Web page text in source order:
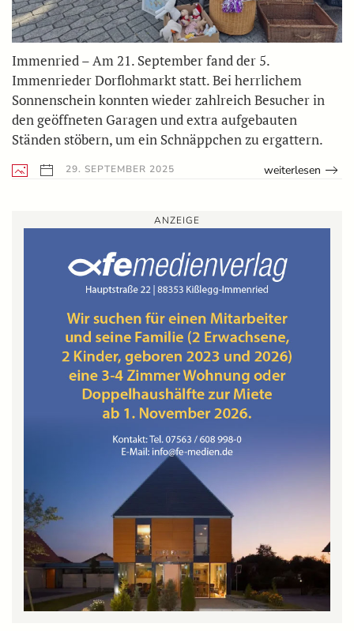
Immenried – Am 21. September fand der 5.
Immenrieder Dorflohmarkt statt. Bei herrlichem
Sonnenschein konnten wieder zahlreich Besucher in
den geöffneten Garagen und extra aufgebauten
Ständen stöbern, um ein Schnäppchen zu ergattern.
29. SEPTEMBER 2025 weiterlesen
ANZEIGE